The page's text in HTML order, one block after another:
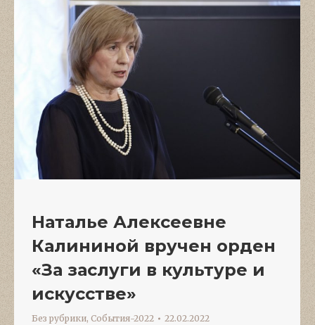
Наталье Алексеевне
Калининой вручен орден
«За заслуги в культуре и
искусстве»
Без рубрики, События-2022 22.02.2022